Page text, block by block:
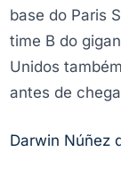
base do Paris
time B do
Unidos
antes de
Darwin Núñez